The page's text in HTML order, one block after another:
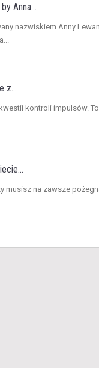
Anna...
nazwiskiem Anny
z...
kontroli impulsów.
musisz na zawsze